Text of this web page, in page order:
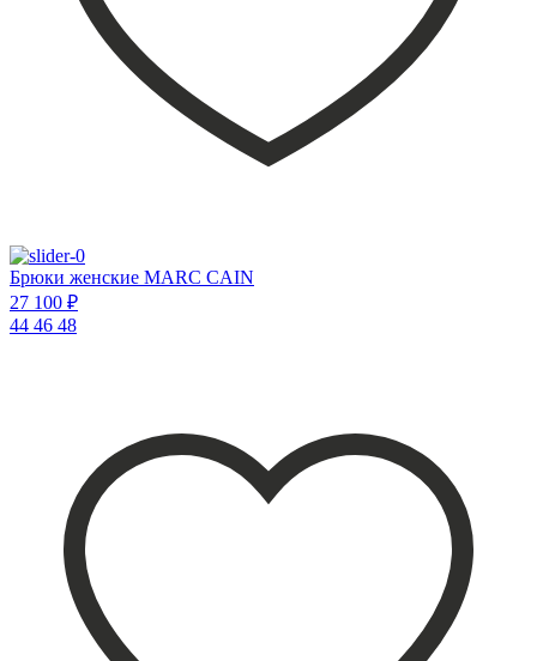
Брюки женские MARC CAIN
27 100 ₽
44 46 48